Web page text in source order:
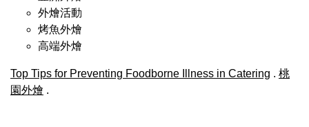
外燴活動
烤魚外燴
高端外燴
Top Tips for Preventing Foodborne Illness in Catering . 桃
園外燴 .